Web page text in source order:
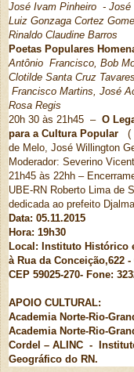
José Ivam Pinheiro - José
Luiz Gonzaga Cortez
Rinaldo Claudine Barros
Poetas Populares
Antônio Francisco, Bob
Clotilde Santa Cruz
Francisco Martins, José
Rosa Regis
20h 30 às 21h45 – O
para a Cultura Popular (
de Melo, José Willington
Moderador: Severino
21h45 às 22hh –
UBE-RN Roberto Lima de
dedicada ao prefeito
Data: 05.11.2015
Hora: 19h30
Local: Instituto Histórico
à Rua da Conceição,622
CEP 59025-270- Fone:
APOIO CULTURAL:
Academia Norte-Rio-
Academia Norte-Rio-
Cordel – ALINC -
Geográfico do RN.